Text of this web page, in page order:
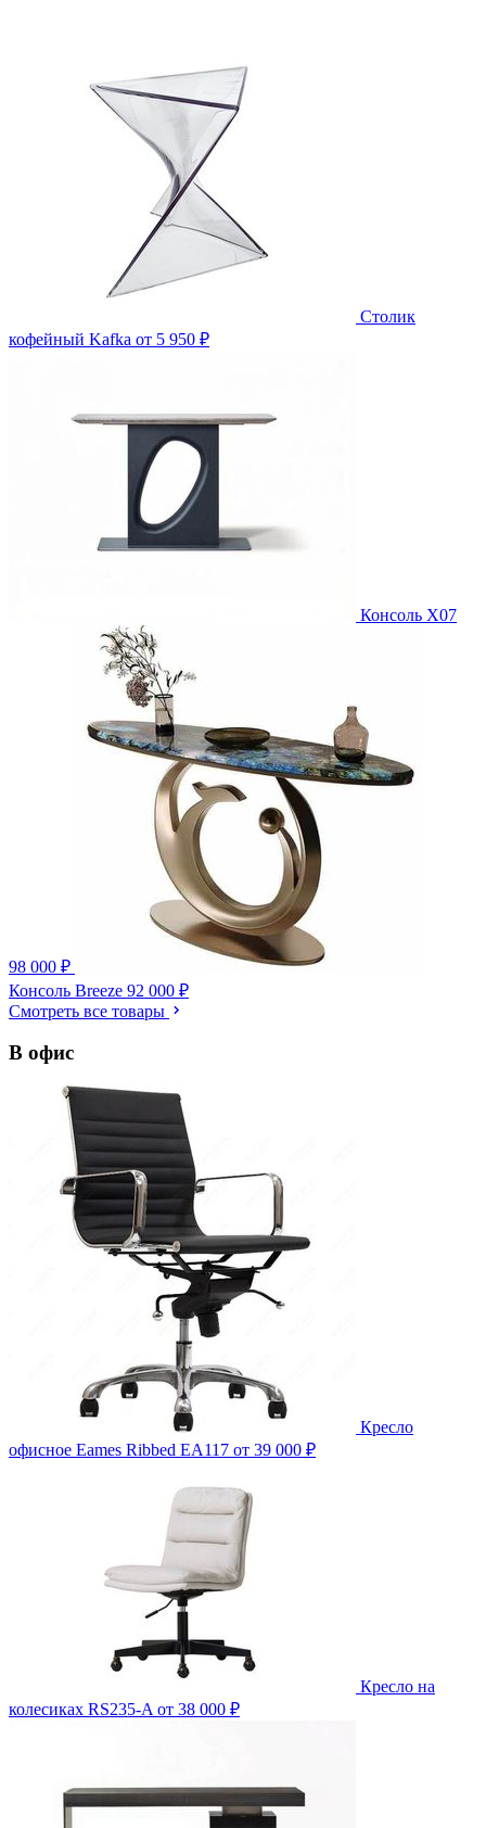
Столик
кофейный Kafka от 5 950 ₽
Консоль X07
98 000 ₽
Консоль Breeze 92 000 ₽
Смотреть все товары
В офис
Кресло
офисное Eames Ribbed EA117 от 39 000 ₽
Кресло на
колесиках RS235-A от 38 000 ₽